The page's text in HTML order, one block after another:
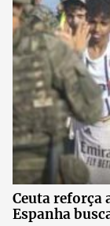
Ceuta reforça
Espanha